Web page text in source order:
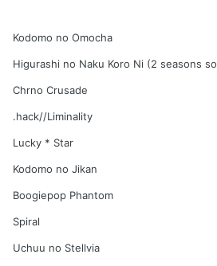
Kodomo no Omocha
Higurashi no Naku Koro Ni (2 seasons
Chrno Crusade
.hack//Liminality
Lucky * Star
Kodomo no Jikan
Boogiepop Phantom
Spiral
Uchuu no Stellvia